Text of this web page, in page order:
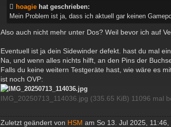
hoagie hat geschrieben:
Mein Problem ist ja, dass ich aktuell gar keinen
Also auch nicht mehr unter Dos? Weil bevor ich auf
Eventuell ist ja dein Sidewinder defekt. hast du mal
Na, und wenn alles nichts hilft, an den Pins der
Falls du keine weitern Testgeräte hast, wie wäre es
ist noch OVP:
IMG_20250713_114036.jpg (335.65 KiB) 11096 mal
Zuletzt geändert von HSM am So 13. Jul 2025,